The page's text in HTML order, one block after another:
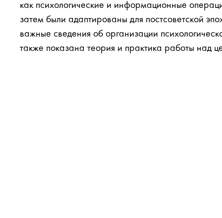
как психологические и информационные
затем были адаптированы для постсоветской
важные сведения об организации
также показана теория и практика работы над